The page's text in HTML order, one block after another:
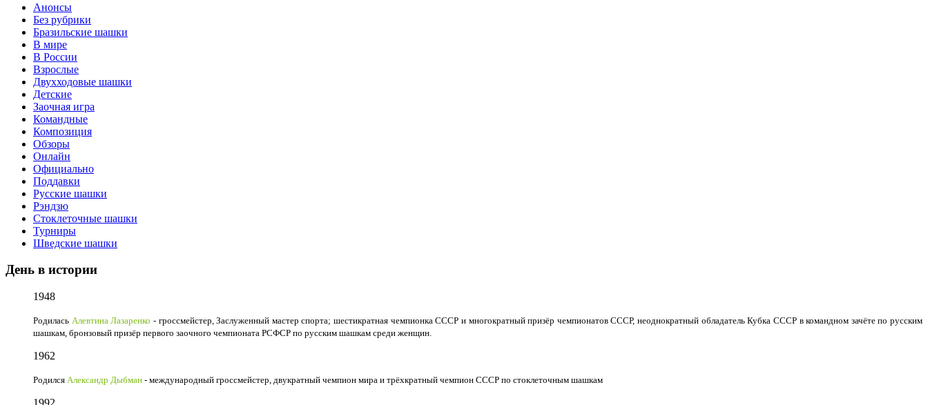
Анонсы
Без рубрики
Бразильские шашки
В мире
В России
Взрослые
Двухходовые шашки
Детские
Заочная игра
Командные
Композиция
Обзоры
Онлайн
Официально
Поддавки
Русские шашки
Рэндзю
Стоклеточные шашки
Турниры
Шведские шашки
День в истории
1948
Родилась Алевтина Лазаренко - гроссмейстер, Заслуженный мастер спорта; шестикратная чемпионка СССР и многократный призёр чемпионатов СССР, неоднократный обладатель Кубка СССР в командном зачёте по русским
шашкам, бронзовый призёр первого заочного чемпионата РСФСР по русским шашкам среди женщин.
1962
Родился Александр Дыбман - международный гроссмейстер, двукратный чемпион мира и трёхкратный чемпион СССР по стоклеточным шашкам
1992